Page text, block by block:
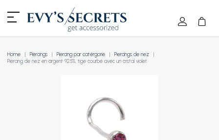
Home Piercings Piercing par catérgorie
Piercings de nez
Piercing de nez en argent 925%, tige courbé avec un cristal violet